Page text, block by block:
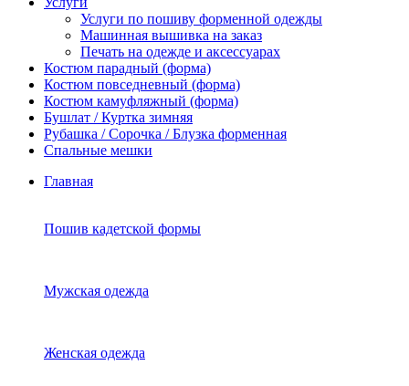
Услуги по пошиву форменной одежды
Машинная вышивка на заказ
Печать на одежде и аксессуарах
Костюм парадный (форма)
Костюм повседневный (форма)
Костюм камуфляжный (форма)
Бушлат / Куртка зимняя
Рубашка / Сорочка / Блузка форменная
Спальные мешки
Главная
Пошив кадетской формы
Мужская одежда
Женская одежда